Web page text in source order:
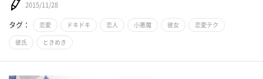
2015/11/28
タグ： 恋愛 ドキドキ 恋人 小悪魔 彼女 恋愛テク
彼氏 ときめき